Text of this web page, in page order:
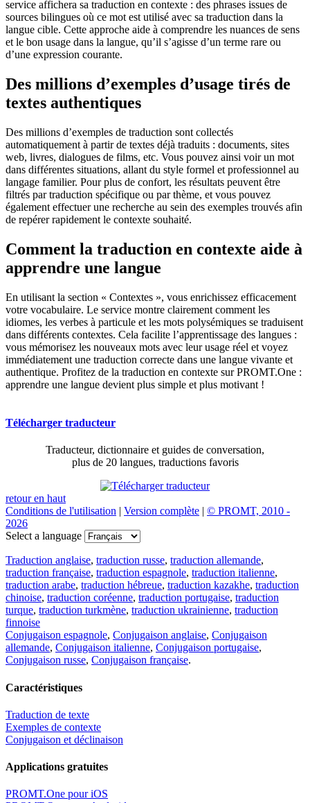
service affichera sa traduction en contexte : des phrases issues de
sources bilingues où ce mot est utilisé avec sa traduction dans la
langue cible. Cette approche aide à comprendre les nuances de sens
et le bon usage dans la langue, qu’il s’agisse d’un terme rare ou
d’une expression courante.
Des millions d’exemples d’usage tirés de
textes authentiques
Des millions d’exemples de traduction sont collectés
automatiquement à partir de textes déjà traduits : documents, sites
web, livres, dialogues de films, etc. Vous pouvez ainsi voir un mot
dans différentes situations, allant du style formel et professionnel au
langage familier. Pour plus de confort, les résultats peuvent être
filtrés par traduction spécifique ou par thème, et vous pouvez
également effectuer une recherche au sein des exemples trouvés afin
de repérer rapidement le contexte souhaité.
Comment la traduction en contexte aide à
apprendre une langue
En utilisant la section « Contextes », vous enrichissez efficacement
votre vocabulaire. Le service montre clairement comment les
idiomes, les verbes à particule et les mots polysémiques se traduisent
dans différents contextes. Cela facilite l’apprentissage des langues :
vous mémorisez les nouveaux mots avec leur usage réel et voyez
immédiatement une traduction correcte dans une langue vivante et
authentique. Profitez de la traduction en contexte sur PROMT.One :
apprendre une langue devient plus simple et plus motivant !
Télécharger traducteur
Traducteur, dictionnaire et guides de conversation,
plus de 20 langues, traductions favoris
retour en haut
Conditions de l'utilisation | Version complète | © PROMT, 2010 -
2026
Select a language
Traduction anglaise, traduction russe, traduction allemande,
traduction française, traduction espagnole, traduction italienne,
traduction arabe, traduction hébreue, traduction kazakhe, traduction
chinoise, traduction coréenne, traduction portugaise, traduction
turque, traduction turkmène, traduction ukrainienne, traduction
finnoise
Conjugaison espagnole, Conjugaison anglaise, Conjugaison
allemande, Conjugaison italienne, Conjugaison portugaise,
Conjugaison russe, Conjugaison française.
Caractéristiques
Traduction de texte
Exemples de contexte
Conjugaison et déclinaison
Applications gratuites
PROMT.One pour iOS